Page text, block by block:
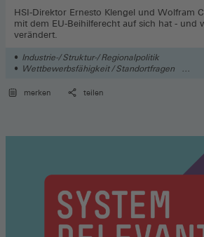
HSI-Direktor Ernesto Klengel und Wolfram
mit dem EU-Beihilferecht auf sich hat - und
verändert.
Industrie-/ Struktur-/ Regionalpolitik
Wettbewerbsfähigkeit / Standortfragen
merken
teilen